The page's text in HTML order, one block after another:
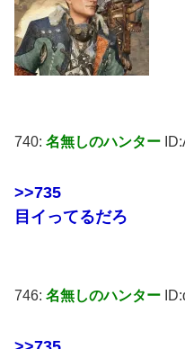
740: 名無しのハンター
>>735
目イってるだろ
746: 名無しのハンター